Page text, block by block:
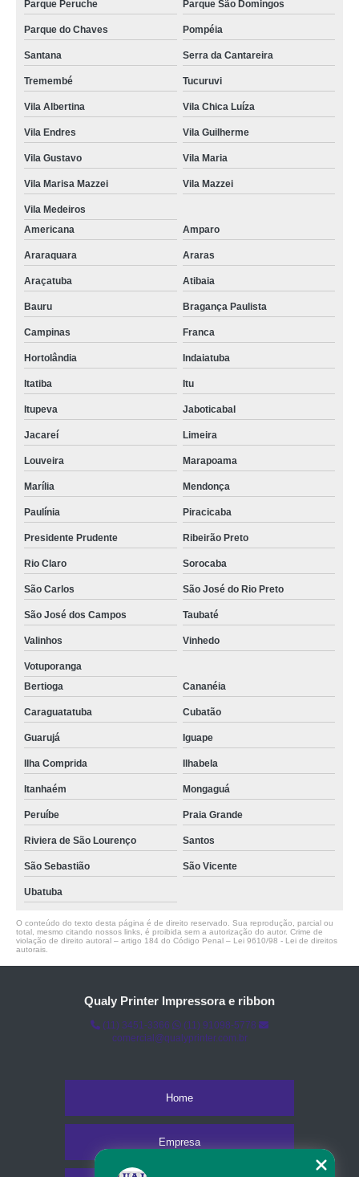
Parque Peruche Parque São Domingos
Parque do Chaves Pompéia
Santana Serra da Cantareira
Tremembé Tucuruvi
Vila Albertina Vila Chica Luíza
Vila Endres Vila Guilherme
Vila Gustavo Vila Maria
Vila Marisa Mazzei Vila Mazzei
Vila Medeiros
Americana
Amparo
Araraquara Araras
Araçatuba Atibaia
Bauru Bragança Paulista
Campinas Franca
Hortolândia Indaiatuba
Itatiba Itu
Itupeva Jaboticabal
Jacareí Limeira
Louveira Marapoama
Marília Mendonça
Paulínia Piracicaba
Presidente Prudente Ribeirão Preto
Rio Claro Sorocaba
São Carlos São José do Rio Preto
São José dos Campos Taubaté
Valinhos Vinhedo
Votuporanga
Bertioga
Cananéia
Caraguatatuba Cubatão
Guarujá Iguape
Ilha Comprida Ilhabela
Itanhaém Mongaguá
Peruíbe Praia Grande
Riviera de São Lourenço Santos
São Sebastião São Vicente
Ubatuba
O conteúdo do texto desta página é de direito reservado. Sua reprodução, parcial ou
total, mesmo citando nossos links, é proibida sem a autorização do autor. Crime de
violação de direito autoral – artigo 184 do Código Penal – Lei 9610/98 - Lei de direitos
autorais
Qualy Printer Impressora e ribbon
(11) 3451-3366
(11) 91098-5778
comercial@qualyprinter.com.br
Home
Empresa